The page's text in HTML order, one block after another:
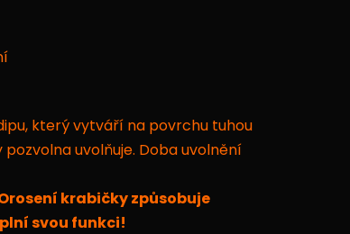
který vytváří na povrchu tuhou
uvolňuje. Doba uvolnění
krabičky způsobuje
svou funkci!